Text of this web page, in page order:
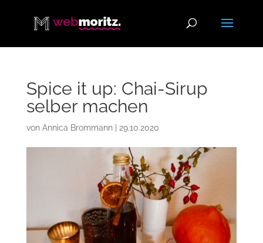
Spice it up: Chai-Sirup
selber machen
von Annica Brommann| 29.10.2020